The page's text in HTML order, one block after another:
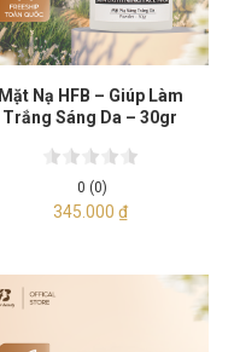
Mặt Nạ HFB – Giúp Làm
Trắng Sáng Da – 30gr
0 (0)
345.000 ₫